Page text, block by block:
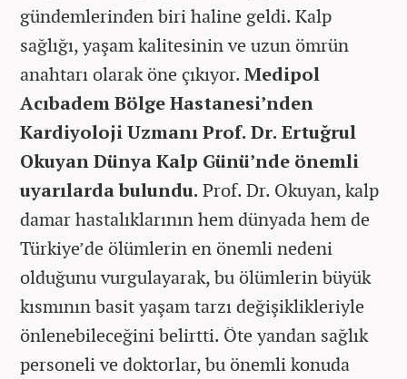
gündemlerinden biri haline geldi. Kalp
sağlığı, yaşam kalitesinin ve uzun ömrün
anahtarı olarak öne çıkıyor.Medipol
Acıbadem Bölge Hastanesi’nden
Kardiyoloji Uzmanı Prof. Dr. Ertuğrul
Okuyan Dünya Kalp Günü’nde önemli
uyarılarda bulundu. Prof. Dr. Okuyan, kalp
damar hastalıklarının hem dünyada hem de
Türkiye’de ölümlerin en önemli nedeni
olduğunu vurgulayarak, bu ölümlerin büyük
kısmının basit yaşam tarzı değişiklikleriyle
önlenebileceğini belirtti. Öte yandan sağlık
personeli ve doktorlar, bu önemli konuda